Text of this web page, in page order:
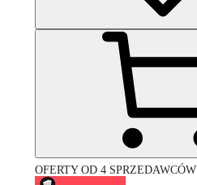
OFERTY OD 4 SPRZEDAWCÓW